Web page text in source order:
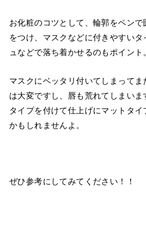
お化粧のコツとして、輪郭をペン
をつけ、マスクなどに付きやすい
ュなどで落ち着かせるのもポイント
マスクにベッタリ付いてしまってま
は大変ですし、唇も荒れてしまいま
タイプを付けて仕上げにマットタ
かもしれませんよ。
ぜひ参考にしてみてください！！